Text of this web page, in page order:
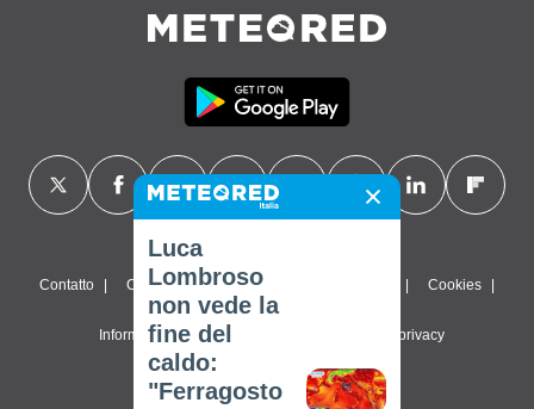
Contatto Chi siamo FAQ Cookies
Informativa sulla privacy Impostazioni sulla privacy
© 2026 Meteored. Tutti i diritti riservati
Luca
Lombroso
non vede la
fine del
caldo:
"Ferragosto